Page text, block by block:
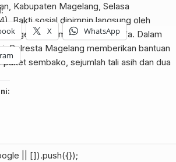
Kabupaten Magelang, Selasa
Bakti sosial dipimpin langsung oleh
Magelang Kombes Pol Mustofa. Dalam
Polresta Magelang memberikan bantuan
paket sembako, sejumlah tali asih dan dua
X WhatsApp
|| []).push({});